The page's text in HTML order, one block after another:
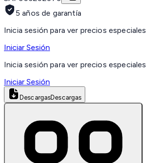
5 años de garantía
Inicia sesión para ver precios especiales
Iniciar Sesión
Inicia sesión para ver precios especiales
Iniciar Sesión
DescargasDescargas